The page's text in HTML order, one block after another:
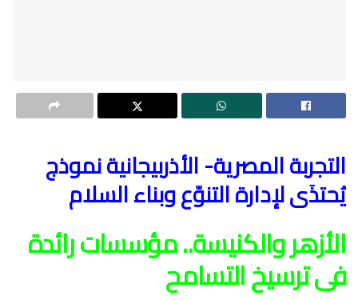
التجربة المصرية- الأذربيجانية نموذج
يُحتذَى لإدارة التنوّع وبناء السلام
الأزهر والكنيسة.. مؤسسات رائدة
فى ترسيخ التسامح